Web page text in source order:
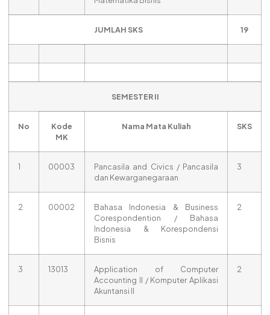
JUMLAH SKS 19
SEMESTER II
No
Kode
MK
Nama Mata Kuliah SKS
1 00003
Pancasila and Civics / Pancasila
dan Kewarganegaraan
3
2 00002
Bahasa Indonesia & Business
Corespondention / Bahasa
Indonesia & Korespondensi
Bisnis
2
3 13013
Application of Computer
Accounting II / Komputer Aplikasi
Akuntansi II
2